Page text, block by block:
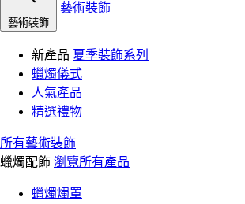
藝術裝飾
藝術裝飾
新產品 夏季裝飾系列
蠟燭儀式
人氣產品
精選禮物
所有藝術裝飾
蠟燭配飾 瀏覽所有產品
蠟燭燭罩